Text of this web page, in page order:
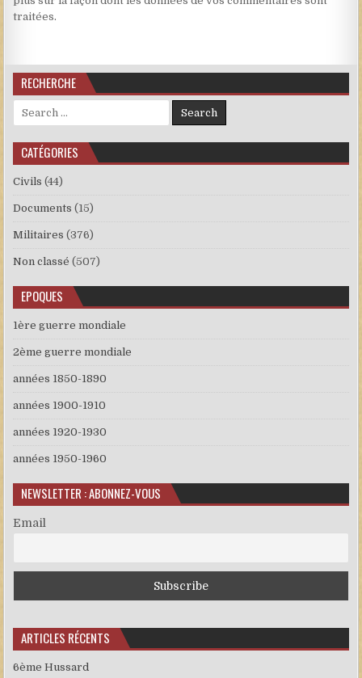
traitées.
RECHERCHE
Search for:
CATÉGORIES
Civils (44)
Documents (15)
Militaires (376)
Non classé (507)
EPOQUES
1ère guerre mondiale
2ème guerre mondiale
années 1850-1890
années 1900-1910
années 1920-1930
années 1950-1960
NEWSLETTER : ABONNEZ-VOUS
Email
ARTICLES RÉCENTS
6ème Hussard